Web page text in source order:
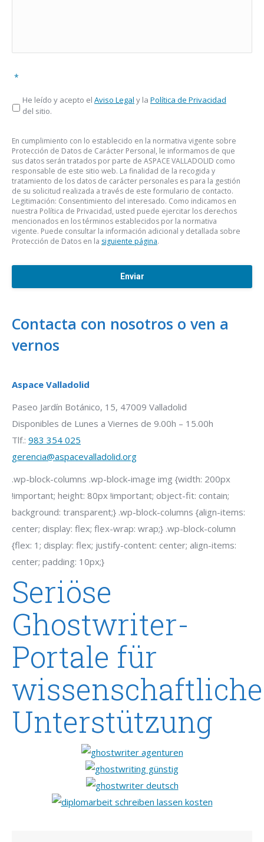
*
He leído y acepto el Aviso Legal y la Política de Privacidad
del sitio.
En cumplimiento con lo establecido en la normativa vigente sobre
Protección de Datos de Carácter Personal, le informamos de que
sus datos serán tratados por parte de ASPACE VALLADOLID como
responsable de este sitio web. La finalidad de la recogida y
tratamiento de los datos de carácter personales es para la gestión
de su solicitud realizada a través de este formulario de contacto.
Legitimación: Consentimiento del interesado. Como indicamos en
nuestra Política de Privacidad, usted puede ejercitar los derechos
mencionados en los términos establecidos por la normativa
vigente. Puede consultar la información adicional y detallada sobre
Protección de Datos en la siguiente página.
Contacta con nosotros o ven a
vernos
Aspace Valladolid
Paseo Jardín Botánico, 15, 47009 Valladolid
Disponibles de Lunes a Viernes de 9.00h – 15.00h
Tlf.: 983 354 025
gerencia@aspacevalladolid.org
.wp-block-columns .wp-block-image img {width: 200px
!important; height: 80px !important; object-fit: contain;
background: transparent;} .wp-block-columns {align-items:
center; display: flex; flex-wrap: wrap;} .wp-block-column
{flex: 1; display: flex; justify-content: center; align-items:
center; padding: 10px;}
Seriöse
Ghostwriter-
Portale für
wissenschaftliche
Unterstützung